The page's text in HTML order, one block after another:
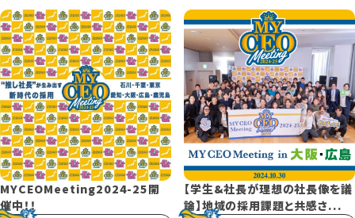
MYCEOMeeting2024-25開
催中！！
【学生&社長が理想の社長像を議
論】地域の採用課題と共感さ...